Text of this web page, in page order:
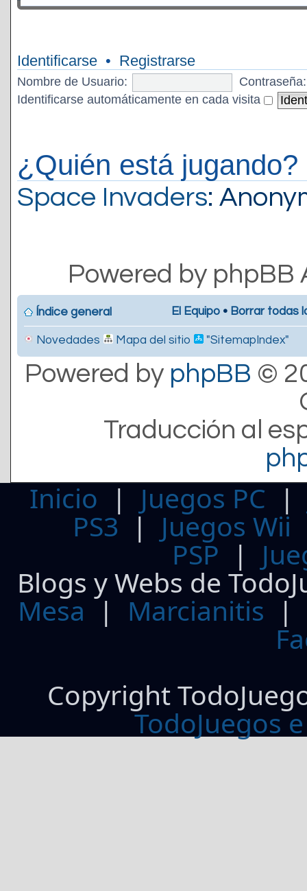
Identificarse • Registrarse
Nombre de Usuario:
Contraseña:
Identificarse automáticamente en cada visita
¿Quién está jugando?
Space Invaders:
Powered by
Índice general El Equipo • Borrar todas
Novedades Mapa del sitio "SitemapIndex"
Powered by phpBB ©
Traducción al
Inicio | Juegos PC
PS3| Juegos Wii
PSP |
Blogs y Webs de
Mesa | Marcianitis |
Copyright
TodoJuegos